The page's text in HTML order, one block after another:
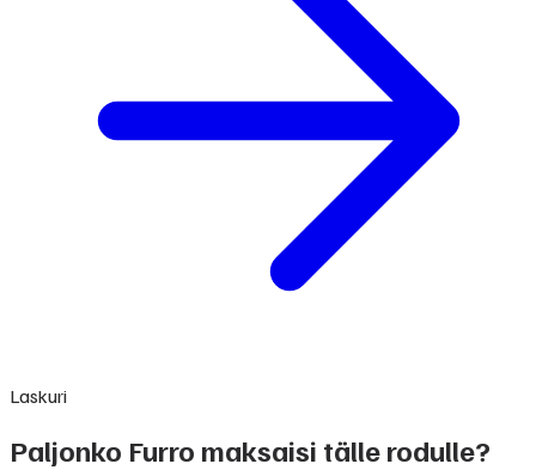
Laskuri
Paljonko Furro maksaisi tälle rodulle?